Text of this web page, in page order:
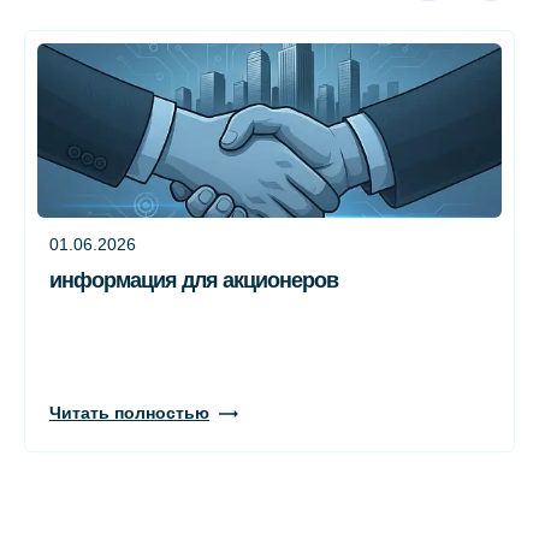
01.06.2026
информация для акционеров
Читать полностью